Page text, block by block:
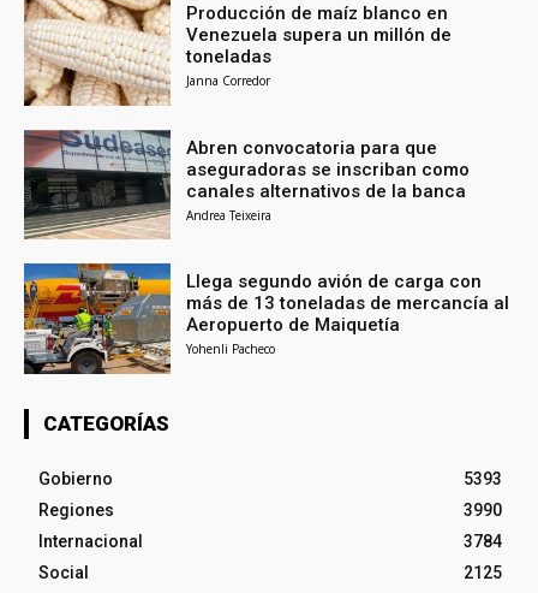
Producción de maíz blanco en
Venezuela supera un millón de
toneladas
Janna Corredor
Abren convocatoria para que
aseguradoras se inscriban como
canales alternativos de la banca
Andrea Teixeira
Llega segundo avión de carga con
más de 13 toneladas de mercancía al
Aeropuerto de Maiquetía
Yohenli Pacheco
CATEGORÍAS
Gobierno
5393
Regiones
3990
Internacional
3784
Social
2125